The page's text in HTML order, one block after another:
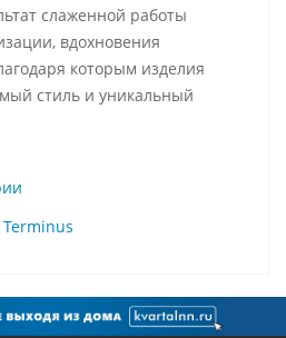
слаженной работы
вдохновения
которым изделия
стиль и уникальный